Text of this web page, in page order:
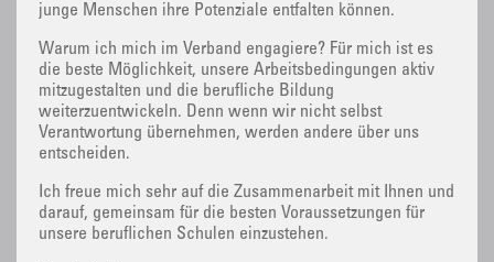
junge Menschen ihre Potenziale entfalten können.
Warum ich mich im Verband engagiere? Für mich ist es
die beste Möglichkeit, unsere Arbeitsbedingungen aktiv
mitzugestalten und die berufliche Bildung
weiterzuentwickeln. Denn wenn wir nicht selbst
Verantwortung übernehmen, werden andere über uns
entscheiden.
Ich freue mich sehr auf die Zusammenarbeit mit Ihnen und
darauf, gemeinsam für die besten Voraussetzungen für
unsere beruflichen Schulen einzustehen.